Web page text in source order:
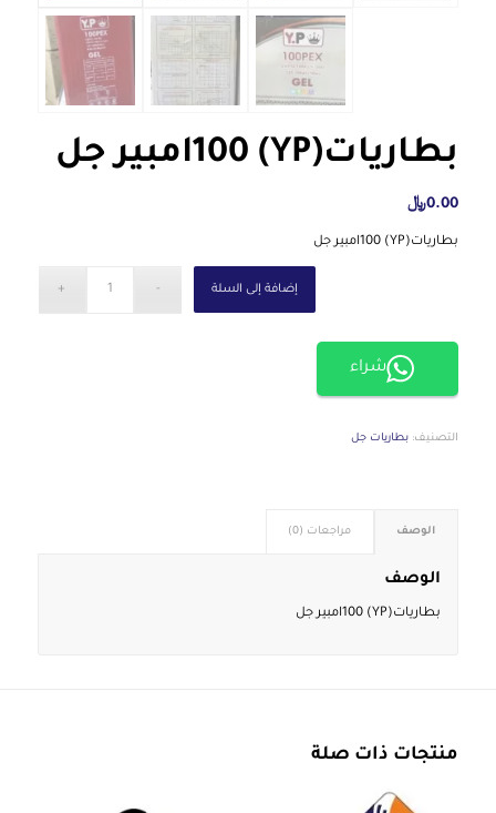
بطاريات(YP) 100امبير جل
0.00﷼
بطاريات(YP) 100امبير جل
إضافة إلى السلة
شراء
التصنيف: بطاريات جل
الوصف مراجعات (0)
الوصف
بطاريات(YP) 100امبير جل
منتجات ذات صلة